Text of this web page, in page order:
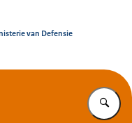
van Defensie